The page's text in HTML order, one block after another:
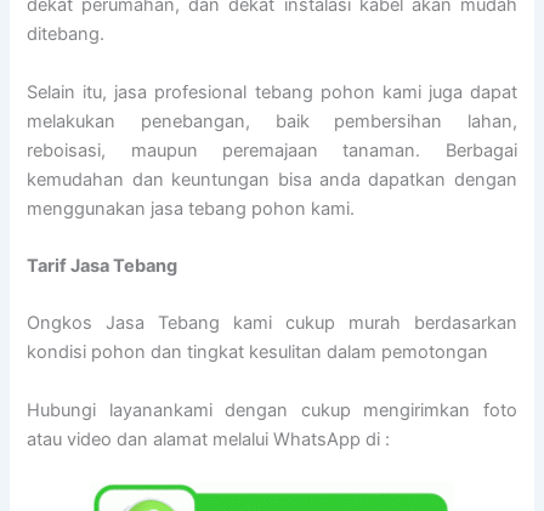
dekat perumahan, dan dekat instalasi kabel akan mudah
ditebang.
Selain itu, jasa profesional tebang pohon kami juga dapat
melakukan penebangan, baik pembersihan lahan,
reboisasi, maupun peremajaan tanaman. Berbagai
kemudahan dan keuntungan bisa anda dapatkan dengan
menggunakan jasa tebang pohon kami.
TarifJasa Tebang
Ongkos Jasa Tebang kami cukup murah berdasarkan
kondisi pohon dan tingkat kesulitan dalam pemotongan
Hubungi layanankami dengan cukup mengirimkan foto
atau video dan alamat melalui WhatsApp di :